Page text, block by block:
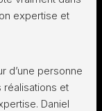
expertise et
d’une personne
réalisations et
Daniel